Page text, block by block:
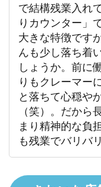
で結構残業入れ
りカウンター」
大きな特徴です
んも少し落ち着
しょうか。前に
りもクレーマー
と落ちて心穏や
（笑）。だから
まり精神的な負
も残業でバリバ